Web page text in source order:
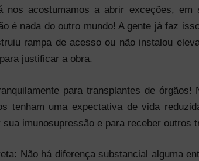
acostumamos a abrir exceções, em
é nada do outro mundo! A gente já faz
rampa de acesso ou não instalou
justificar a obra.
para transplantes de
tenham uma expectativa de vida
imunosupressão e para receber outros
Não há diferença substancial alguma